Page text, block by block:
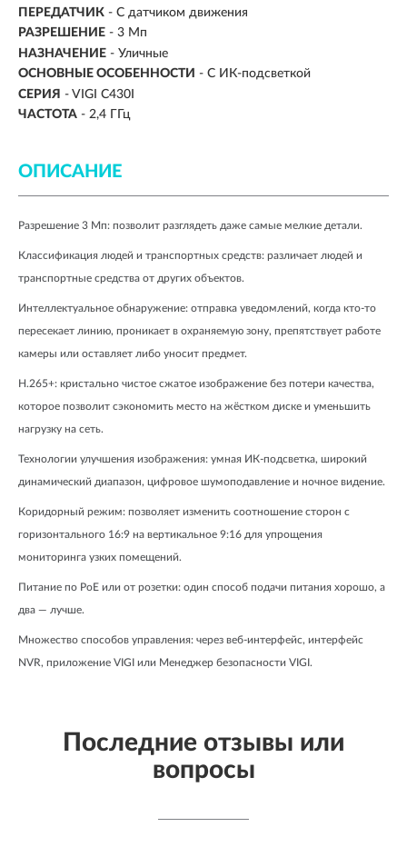
ПЕРЕДАТЧИК - С датчиком движения
РАЗРЕШЕНИЕ - 3 Мп
НАЗНАЧЕНИЕ - Уличные
ОСНОВНЫЕ ОСОБЕННОСТИ - С ИК-подсветкой
СЕРИЯ - VIGI C430I
ЧАСТОТА - 2,4 ГГц
ОПИСАНИЕ
Разрешение 3 Мп: позволит разглядеть даже самые мелкие детали.
Классификация людей и транспортных средств: различает людей и
транспортные средства от других объектов.
Интеллектуальное обнаружение: отправка уведомлений, когда кто-то
пересекает линию, проникает в охраняемую зону, препятствует работе
камеры или оставляет либо уносит предмет.
H.265+: кристально чистое сжатое изображение без потери качества,
которое позволит сэкономить место на жёстком диске и уменьшить
нагрузку на сеть.
Технологии улучшения изображения: умная ИК-подсветка, широкий
динамический диапазон, цифровое шумоподавление и ночное видение.
Коридорный режим: позволяет изменить соотношение сторон с
горизонтального 16:9 на вертикальное 9:16 для упрощения
мониторинга узких помещений.
Питание по PoE или от розетки: один способ подачи питания хорошо, а
два — лучше.
Множество способов управления: через веб-интерфейс, интерфейс
NVR, приложение VIGI или Менеджер безопасности VIGI.
Последние отзывы или
вопросы